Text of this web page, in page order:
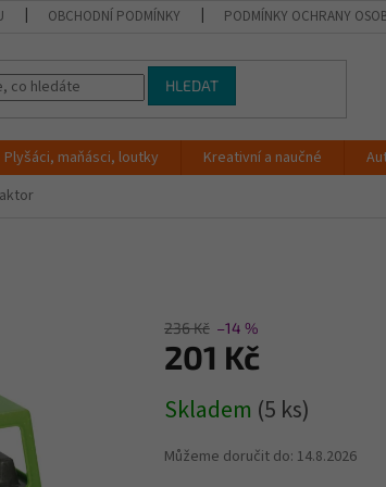
OBCHODNÍ PODMÍNKY PODMÍNKY OCHRANY
HLEDAT
Plyšáci, maňásci, loutky Kreativní a naučné
236 Kč –14 %
201 Kč
cena:
Skladem (5 ks)
Můžeme doručit do: 14.8.2026